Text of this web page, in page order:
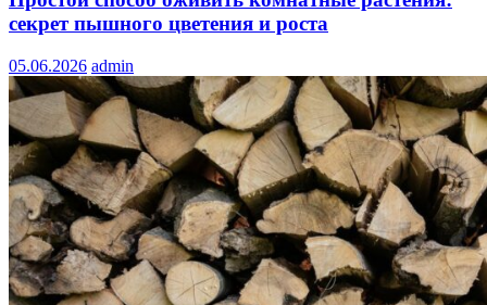
секрет пышного цветения и роста
05.06.2026 admin